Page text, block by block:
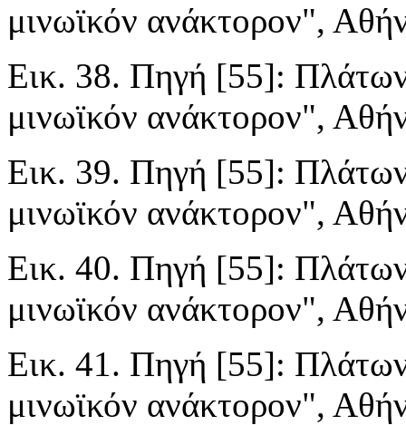
μινωϊκόν ανάκτορον",
Εικ. 38. Πηγή [55]:
μινωϊκόν ανάκτορον",
Εικ. 39. Πηγή [55]:
μινωϊκόν ανάκτορον",
Εικ. 40. Πηγή [55]:
μινωϊκόν ανάκτορον",
Εικ. 41. Πηγή [55]:
μινωϊκόν ανάκτορον",